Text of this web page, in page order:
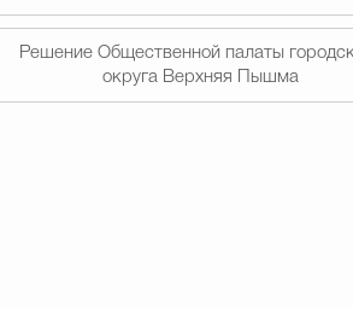
Решение Общественной палаты
округа Верхняя Пышма